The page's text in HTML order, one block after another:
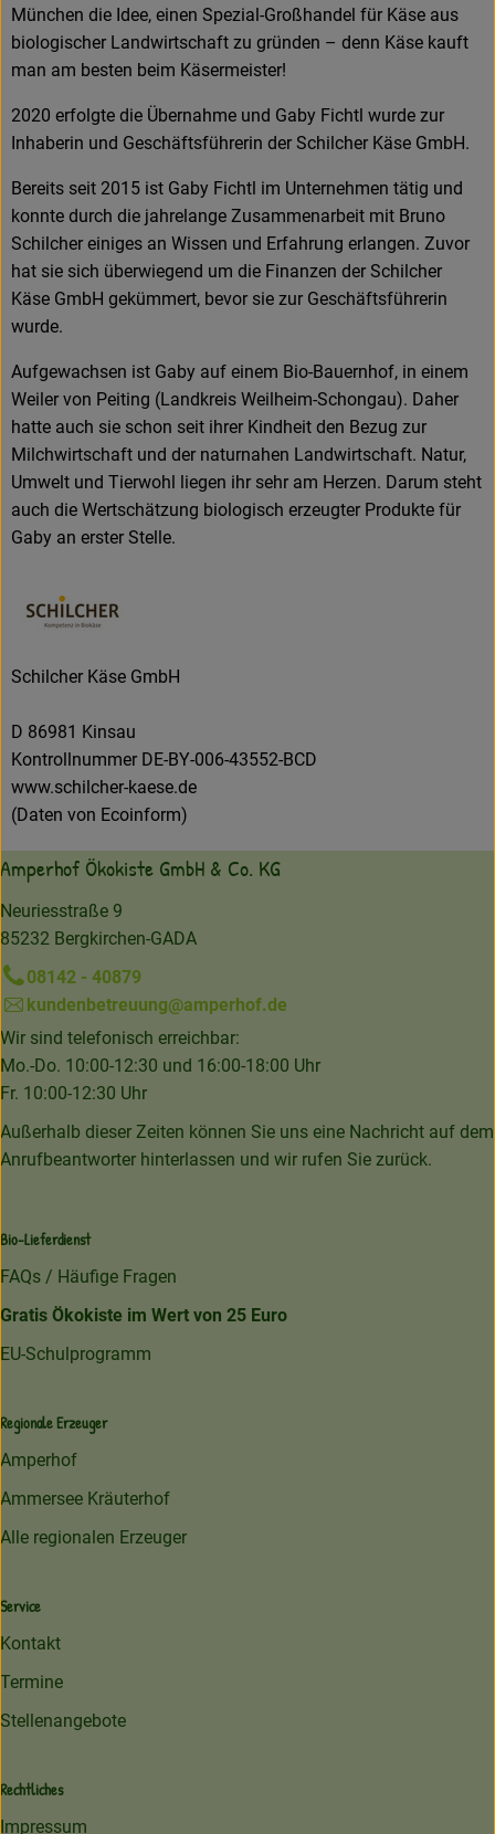
München die Idee, einen Spezial-Großhandel für Käse aus
biologischer Landwirtschaft zu gründen – denn Käse kauft
man am besten beim Käsermeister!
2020 erfolgte die Übernahme und Gaby Fichtl wurde zur
Inhaberin und Geschäftsführerin der Schilcher Käse GmbH.
Bereits seit 2015 ist Gaby Fichtl im Unternehmen tätig und
konnte durch die jahrelange Zusammenarbeit mit Bruno
Schilcher einiges an Wissen und Erfahrung erlangen. Zuvor
hat sie sich überwiegend um die Finanzen der Schilcher
Käse GmbH gekümmert, bevor sie zur Geschäftsführerin
wurde.
Aufgewachsen ist Gaby auf einem Bio-Bauernhof, in einem
Weiler von Peiting (Landkreis Weilheim-Schongau). Daher
hatte auch sie schon seit ihrer Kindheit den Bezug zur
Milchwirtschaft und der naturnahen Landwirtschaft. Natur,
Umwelt und Tierwohl liegen ihr sehr am Herzen. Darum steht
auch die Wertschätzung biologisch erzeugter Produkte für
Gaby an erster Stelle.
Schilcher Käse GmbH
D 86981 Kinsau
Kontrollnummer DE-BY-006-43552-BCD
www.schilcher-kaese.de
(Daten von Ecoinform)
Amperhof Ökokiste GmbH & Co. KG
Neuriesstraße 9
85232 Bergkirchen-GADA
08142 - 40879
kundenbetreuung@amperhof.de
Wir sind telefonisch erreichbar:
Mo.-Do. 10:00-12:30 und 16:00-18:00 Uhr
Fr. 10:00-12:30 Uhr
Außerhalb dieser Zeiten können Sie uns eine Nachricht auf dem
Anrufbeantworter hinterlassen und wir rufen Sie zurück.
Bio-Lieferdienst
FAQs / Häufige Fragen
Gratis Ökokiste im Wert von 25 Euro
EU-Schulprogramm
Regionale Erzeuger
Amperhof
Ammersee Kräuterhof
Alle regionalen Erzeuger
Service
Kontakt
Termine
Stellenangebote
Rechtliches
Impressum